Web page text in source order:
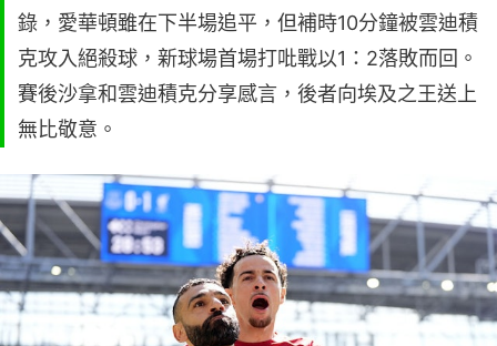
錄，愛華頓雖在下半場追平，但補時10分鐘被雲迪積
克攻入絕殺球，新球場首場打吡戰以1：2落敗而回。
賽後沙拿和雲迪積克分享感言，後者向埃及之王送上
無比敬意。